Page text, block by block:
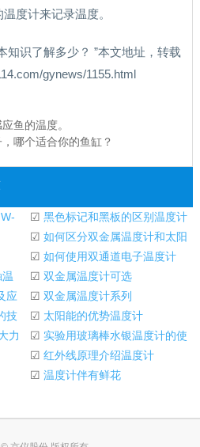
度计来记录温度。
知识了解多少？ ”本文地址，转载
gynews/1155.html
鱼的温度。
哪个适合你的鱼缸？
☑ 黑色标记和黑板的区别温度计
☑ 如何区分双金属温度计和太阳
能温度计
☑ 如何使用双通道电子温度计
☑ 双金属温度计可选
应
☑ 双金属温度计系列
技
☑ 太阳能的优势温度计
力
☑ 实验用玻璃棒水银温度计的使
用范围
☑ 红外线原理介绍温度计
☑ 温度计伴有鲜花